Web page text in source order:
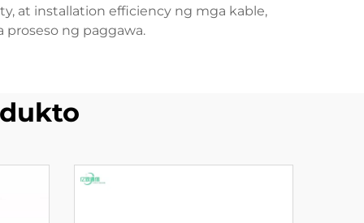
at installation efficiency ng mga kable,
ng paggawa.